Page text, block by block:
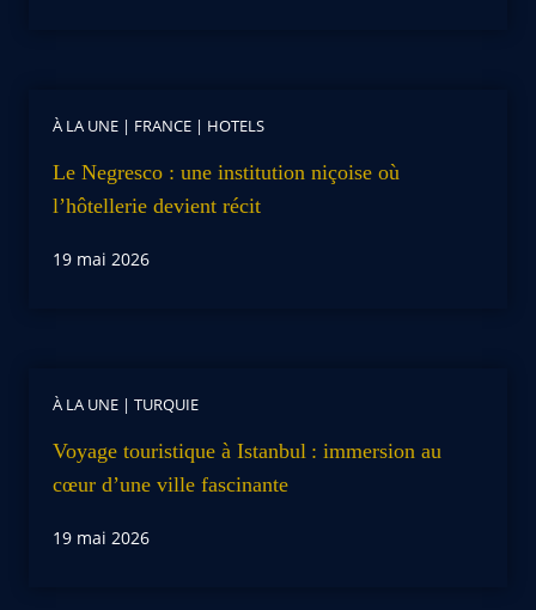
À LA UNE | FRANCE | HOTELS
Le Negresco : une institution niçoise où
l’hôtellerie devient récit
19 mai 2026
À LA UNE | TURQUIE
Voyage touristique à Istanbul : immersion au
cœur d’une ville fascinante
19 mai 2026